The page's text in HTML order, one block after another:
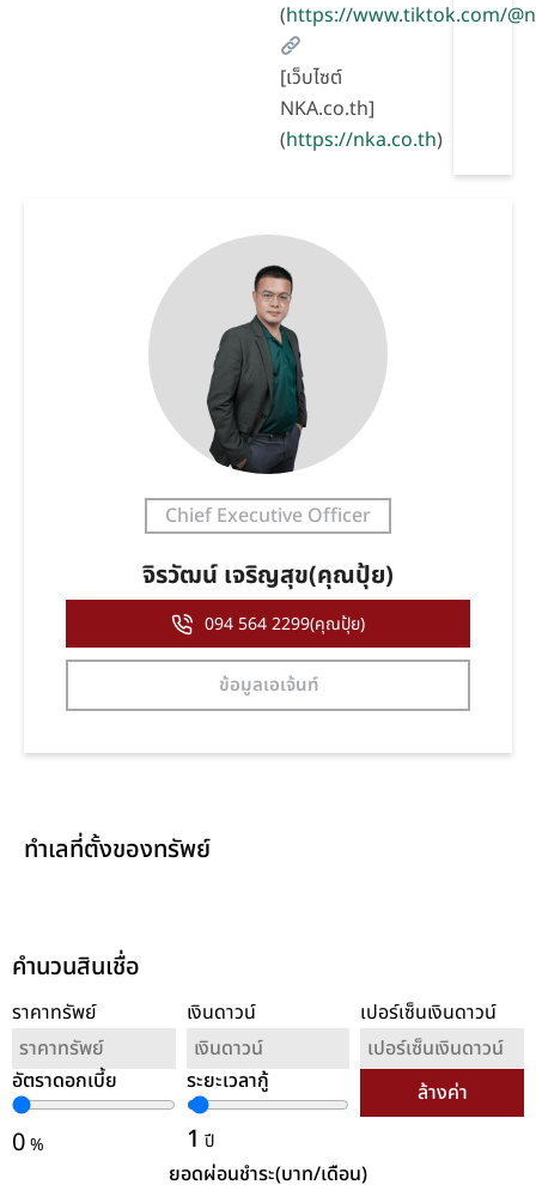
(https://www.tiktok.com/
[เว็บไซต์
NKA.co.th]
(https://nka.co.th)
Chief Executive Officer
จิรวัฒน์ เจริญสุข(คุณปุ้ย)
094 564 2299(คุณปุ้ย)
ข้อมูลเอเจ้นท์
ทำเลที่ตั้งของทรัพย์
คำนวนสินเชื่อ
ราคาทรัพย์ เงินดาวน์ เปอร์เซ็นเงินดาวน์
อัตราดอกเบี้ย
0%
ระยะเวลากู้
1 ปี
ล้างค่า
ยอดผ่อนชำระ(บาท/เดือน)